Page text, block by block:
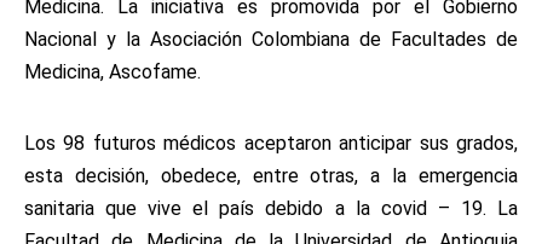
Medicina. La iniciativa es promovida por el Gobierno
Nacional y la Asociación Colombiana de Facultades de
Medicina, Ascofame.
Los 98 futuros médicos aceptaron anticipar sus grados,
esta decisión, obedece, entre otras, a la emergencia
sanitaria que vive el país debido a la covid – 19. La